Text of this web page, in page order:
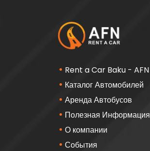
Rent a Car Baku - AFN
Каталог Автомобилей
Аренда Автобусов
Полезная Информация
О компании
События